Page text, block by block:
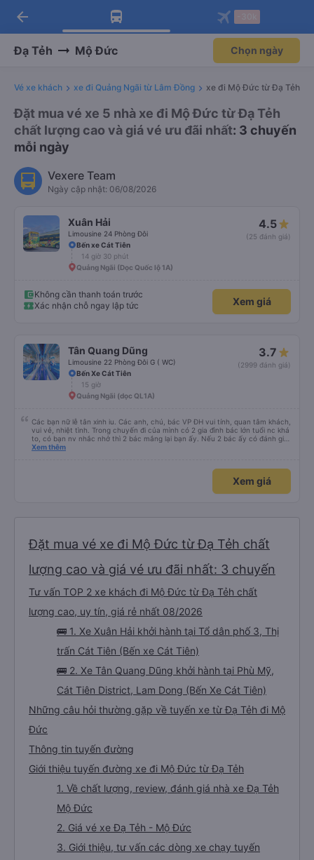
Tải app Vexere ngay!
Nhận ưu đãi thành viên độc
Mở app
Tải app Vexere
-30k/ghế khi đặt vé máy bay qua
Mở app
arrow_back
Đạ Tẻh Mộ Đức Chọn ngày
Vé xe khách xe đi Quảng Ngãi từ Lâm Đồng xe đi Mộ Đức từ Đạ Tẻh
Đặt mua vé xe 5 nhà xe đi Mộ Đức từ Đạ Tẻh
chất lượng cao và giá vé ưu đãi nhất: 3 chuyến
mỗi ngày
Vexere Team
Ngày cập nhật: 06/08/2026
Xuân Hải
Limousine 24 Phòng Đôi
4.5
(25 đánh giá)
Bến xe Cát Tiên
14 giờ 30 phút
Quảng Ngãi (Dọc Quốc lộ 1A)
Không cần thanh toán trước
Xác nhận chỗ ngay lập tức
Xem giá
Tân Quang Dũng
Limousine 22 Phòng Đôi G ( WC)
3.7
(2999 đánh giá)
Bến Xe Cát Tiên
15 giờ
Quảng Ngãi (dọc QL1A)
Các bạn nữ lễ tân xinh iu. Các anh, chú, bác VP ĐH vui tính, quan tâm khách,
vui vẻ, nhiệt tình. Trong chuyến đi của mình có 2 gia đình bác lớn tuổi nc khá
to, có bạn nv nhắc nhở thì 2 bác mắng lại bạn ấy. Nếu 2 bác ấy có đánh giá
xấu thì mình ngược lại nha. Bạn ấy nhắc nhở rất đúng. 2 bác nói rất to. To
bạn ấy nha. Nếu bạn ấy bị trừ thì bảo bạn ấy liên hệ sđt của mình, mình hỗ
trợ ạ. Số mình đuôi 666, chuyến ĐH-NT ngày 16/1. À các bạn nữ lễ tân xinh
iu còn đổi cho mình phòng đơn sang đôi xong còn note là (một mình) yêu
Xem thêm
Xem giá
Đặt mua vé xe đi Mộ Đức từ Đạ Tẻh chất
lượng cao và giá vé ưu đãi nhất: 3 chuyến
Tư vấn TOP 2 xe khách đi Mộ Đức từ Đạ Tẻh chất
lượng cao, uy tín, giá rẻ nhất 08/2026
🚌 1. Xe Xuân Hải khởi hành tại Tổ dân phố 3, Thị
trấn Cát Tiên (Bến xe Cát Tiên)
🚌 2. Xe Tân Quang Dũng khởi hành tại Phù Mỹ,
Cát Tiên District, Lam Dong (Bến Xe Cát Tiên)
Những câu hỏi thường gặp về tuyến xe từ Đạ Tẻh đi Mộ
Đức
Thông tin tuyến đường
Giới thiệu tuyến đường xe đi Mộ Đức từ Đạ Tẻh
1. Về chất lượng, review, đánh giá nhà xe Đạ Tẻh
Mộ Đức
2. Giá vé xe Đạ Tẻh - Mộ Đức
3. Giới thiệu, tư vấn các dòng xe chạy tuyến